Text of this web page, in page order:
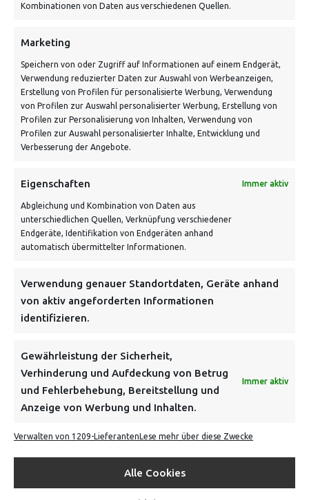
Kombinationen von Daten aus verschiedenen Quellen.
Marketing
Speichern von oder Zugriff auf Informationen auf einem Endgerät,
Verwendung reduzierter Daten zur Auswahl von Werbeanzeigen,
Erstellung von Profilen für personalisierte Werbung, Verwendung
von Profilen zur Auswahl personalisierter Werbung, Erstellung von
Profilen zur Personalisierung von Inhalten, Verwendung von
Profilen zur Auswahl personalisierter Inhalte, Entwicklung und
Verbesserung der Angebote.
Eigenschaften Immer aktiv
Abgleichung und Kombination von Daten aus
unterschiedlichen Quellen, Verknüpfung verschiedener
Endgeräte, Identifikation von Endgeräten anhand
automatisch übermittelter Informationen.
Verwendung genauer Standortdaten, Geräte anhand
von aktiv angeforderten Informationen
identifizieren.
Gewährleistung der Sicherheit,
Verhinderung und Aufdeckung von Betrug
und Fehlerbehebung, Bereitstellung und
Anzeige von Werbung und Inhalten.
Immer aktiv
Verwalten von 1209-LieferantenLese mehr über diese Zwecke
Alle Cookies
VERSANDKOSTENHINWEIS:
NEWSLETTER
Danke, deine Registrierung war erfolgreich! Bitte prüfe
FOLGE UNS
INFORMATIONEN